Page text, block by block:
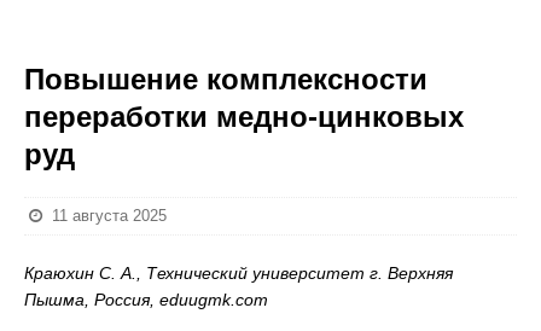
Повышение комплексности
переработки медно-цинковых
руд
11 августа 2025
Краюхин С. А., Технический университет г. Верхняя
Пышма, Россия, eduugmk.com